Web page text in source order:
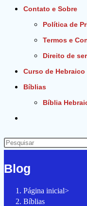
Contato e Sobre
Política de
Termos e
Direito de
Curso de Hebraico
Bíblias
Bíblia
do
site
Pesquisar
site
Blog
Página inicial>
Bíblias